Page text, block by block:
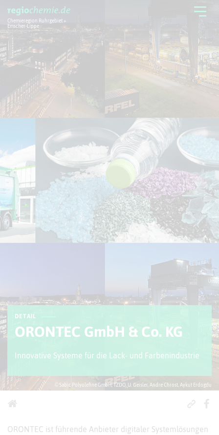
Chemieregion Ruhrgebiet +
Emscher-Lippe
Chemieregion
Aktuelles + Service
© Sabic Polyolefine GmbH, TZDO, U. Geisler, Andre Chrost, Aykut Erdogdu
DETAIL
ORONTEC GmbH & Co. KG
Innovative Systeme für die Lack- und Farbenindustrie
ORONTEC ist führende Anbieter digitaler Systemlösungen